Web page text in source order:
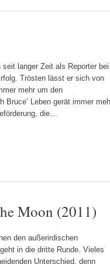
langer Zeit als Reporter bei
Trösten lässt er sich von
mehr um den
Bruce’ Leben gerät immer
die…
Moon (2011)
den außerirdischen
in die dritte Runde. Vieles
Unterschied, denn